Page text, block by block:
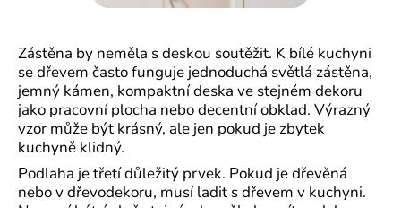
Zástěna by neměla s deskou soutěžit. K bílé kuchyni
se dřevem často funguje jednoduchá světlá zástěna,
jemný kámen, kompaktní deska ve stejném dekoru
jako pracovní plocha nebo decentní obklad. Výrazný
vzor může být krásný, ale jen pokud je zbytek
kuchyně klidný.
Podlaha je třetí důležitý prvek. Pokud je dřevěná
nebo v dřevodekoru, musí ladit s dřevem v kuchyni.